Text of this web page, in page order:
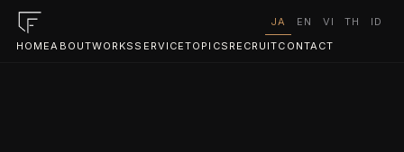
HOMEABOUTWORKS SERVICETOPICS RECRUITCONTACT
JA EN VI TH ID